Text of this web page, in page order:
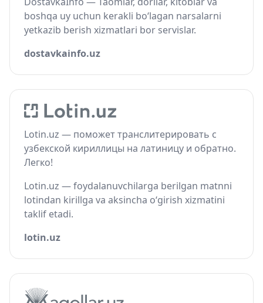
boshqa uy uchun kerakli bo‘lagan narsalarni
yetkazib berish xizmatlari bor servislar.
dostavkainfo.uz
Lotin.uz — поможет транслитерировать с
узбекской кириллицы на латиницу и обратно.
Легко!
Lotin.uz — foydalanuvchilarga berilgan matnni
lotindan kirillga va aksincha o‘girish xizmatini
taklif etadi.
lotin.uz